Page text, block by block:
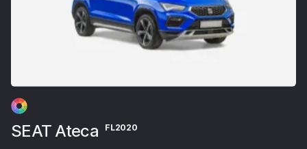
SEAT Ateca FL2020